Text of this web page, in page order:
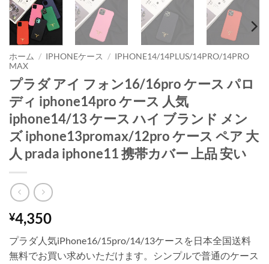
ホーム / IPHONEケース / IPHONE14/14PLUS/14PRO/14PRO
MAX
プラダ アイ フォン16/16pro ケース パロ
ディ iphone14pro ケース 人気
iphone14/13 ケース ハイ ブランド メン
ズ iphone13promax/12pro ケース ペア 大
人 prada iphone11 携帯カバー 上品 安い
¥4,350
プラダ人気iPhone16/15pro/14/13ケースを日本全国送料
無料でお買い求めいただけます。シンプルで普通のケース